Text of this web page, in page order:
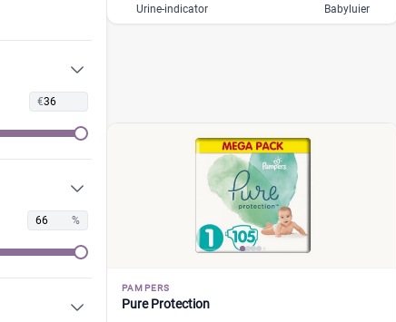
(1)
(0)
(1)
(1)
(0)
(0)
(1)
€
%
Urine-indicator Babyluier
PAMPERS
Pure Protection